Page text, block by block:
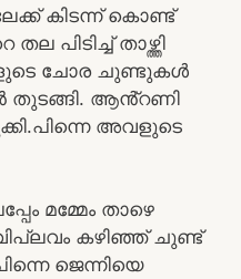
കിടന്ന് കൊണ്ട്
പിടിച്ച് താഴ്ത്തി
ചോര ചുണ്ടുകൾ
ആൻ്റണി
അവളുടെ
മമ്മേം താഴെ
കഴിഞ്ഞ് ചുണ്ട്
ജെന്നിയെ